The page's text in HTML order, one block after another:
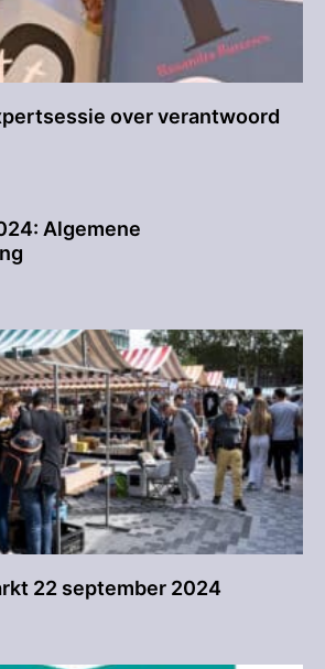
over verantwoord
Algemene
22 september 2024